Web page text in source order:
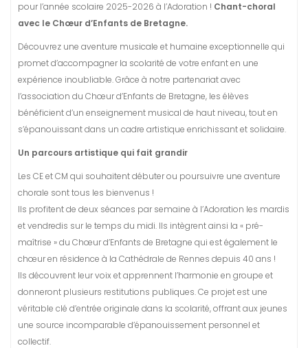
pour l’année scolaire 2025-2026 à l’Adoration ! Chant-choral
avec le Chœur d’Enfants de Bretagne.
Découvrez une aventure musicale et humaine exceptionnelle qui
promet d’accompagner la scolarité de votre enfant en une
expérience inoubliable. Grâce à notre partenariat avec
l’association du Chœur d’Enfants de Bretagne, les élèves
bénéficient d’un enseignement musical de haut niveau, tout en
s’épanouissant dans un cadre artistique enrichissant et solidaire.
Un parcours artistique qui fait grandir
Les CE et CM qui souhaitent débuter ou poursuivre une aventure
chorale sont tous les bienvenus !
Ils profitent de deux séances par semaine à l’Adoration les mardis
et vendredis sur le temps du midi. Ils intègrent ainsi la « pré-
maîtrise » du Chœur d’Enfants de Bretagne qui est également le
chœur en résidence à la Cathédrale de Rennes depuis 40 ans !
Ils découvrent leur voix et apprennent l’harmonie en groupe et
donneront plusieurs restitutions publiques. Ce projet est une
véritable clé d’entrée originale dans la scolarité, offrant aux jeunes
une source incomparable d’épanouissement personnel et
collectif.